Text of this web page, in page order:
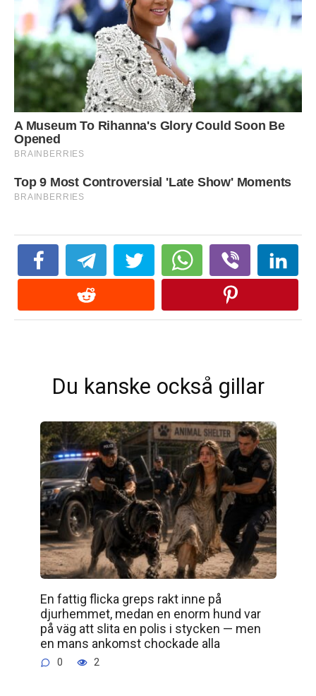
Du kanske också gillar
En fattig flicka greps rakt inne på
djurhemmet, medan en enorm hund var
på väg att slita en polis i stycken — men
en mans ankomst chockade alla
0 2